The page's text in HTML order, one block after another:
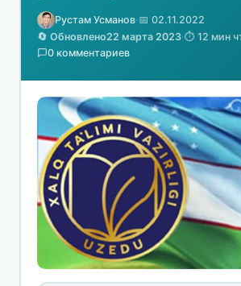
Рустам Усманов·📅 02.11.2022
🔄 Обновлено22 марта 2023·⏱️ 12 мин
0 комментариев